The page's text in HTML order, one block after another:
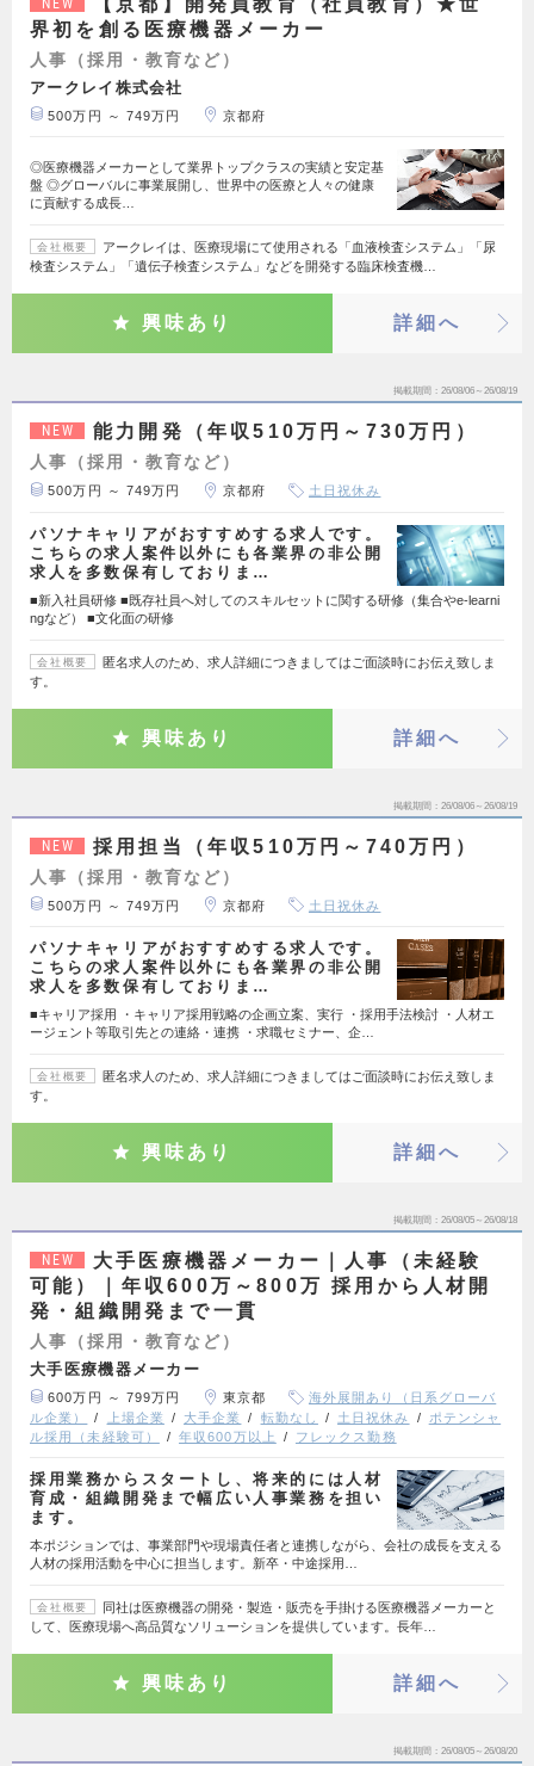
NEW
界初を創る医療機器メーカー
人事（採用・教育など）
アークレイ株式会社
500万円 ～ 749万円 京都府
◎医療機器メーカーとして業界トップクラスの実績と安定基
盤 ◎グローバルに事業展開し、世界中の医療と人々の健康
に貢献する成長…
会社概要
アークレイは、医療現場にて使用される「血液検査システム」「尿
検査システム」「遺伝子検査システム」などを開発する臨床検査機…
興味あり 詳細へ
掲載期間 26/08/06～26/08/19
NEW 能力開発（年収510万円～730万円）
人事（採用・教育など）
500万円 ～ 749万円 京都府 土日祝休み
パソナキャリアがおすすめする求人です。
こちらの求人案件以外にも各業界の非公開
求人を多数保有しておりま…
■新入社員研修 ■既存社員へ対してのスキルセットに関する研修（集合やe-learni
ngなど） ■文化面の研修
会社概要
匿名求人のため、求人詳細につきましてはご面談時にお伝え致しま
す。
興味あり 詳細へ
掲載期間 26/08/06～26/08/19
NEW 採用担当（年収510万円～740万円）
人事（採用・教育など）
500万円 ～ 749万円 京都府 土日祝休み
パソナキャリアがおすすめする求人です。
こちらの求人案件以外にも各業界の非公開
求人を多数保有しておりま…
■キャリア採用 ・キャリア採用戦略の企画立案、実行 ・採用手法検討 ・人材エ
ージェント等取引先との連絡・連携 ・求職セミナー、企…
会社概要
匿名求人のため、求人詳細につきましてはご面談時にお伝え致しま
す。
興味あり 詳細へ
掲載期間 26/08/05～26/08/18
NEW
大手医療機器メーカー｜人事（未経験
可能）｜年収600万～800万 採用から人材開
発・組織開発まで一貫
人事（採用・教育など）
大手医療機器メーカー
600万円 ～ 799万円 東京都
海外展開あり（日系グローバ
ル企業）
上場企業 大手企業 転勤なし 土日祝休み
ポテンシャ
ル採用（未経験可）
年収600万以上 フレックス勤務
採用業務からスタートし、将来的には人材
育成・組織開発まで幅広い人事業務を担い
ます。
本ポジションでは、事業部門や現場責任者と連携しながら、会社の成長を支える
人材の採用活動を中心に担当します。新卒・中途採用…
会社概要
同社は医療機器の開発・製造・販売を手掛ける医療機器メーカーと
して、医療現場へ高品質なソリューションを提供しています。長年…
興味あり 詳細へ
掲載期間 26/08/05～26/08/20